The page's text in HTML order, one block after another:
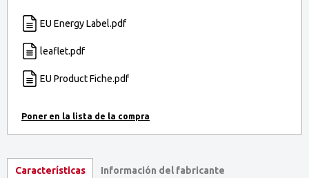
EU Energy Label.pdf
leaflet.pdf
EU Product Fiche.pdf
Características Información del fabricante